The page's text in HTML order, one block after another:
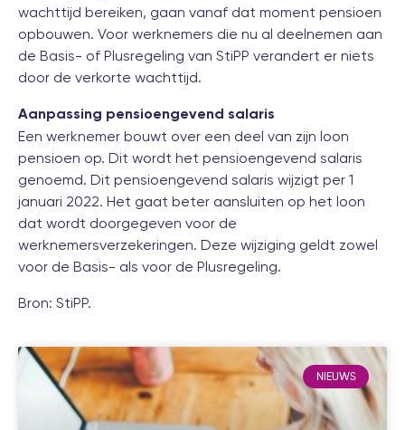
wachttijd bereiken, gaan vanaf dat moment pensioen
opbouwen. Voor werknemers die nu al deelnemen aan
de Basis- of Plusregeling van StiPP verandert er niets
door de verkorte wachttijd.
Aanpassing pensioengevend salaris
Een werknemer bouwt over een deel van zijn loon
pensioen op. Dit wordt het pensioengevend salaris
genoemd. Dit pensioengevend salaris wijzigt per 1
januari 2022. Het gaat beter aansluiten op het loon
dat wordt doorgegeven voor de
werknemersverzekeringen. Deze wijziging geldt zowel
voor de Basis- als voor de Plusregeling.
Bron: StiPP.
NIEUWS